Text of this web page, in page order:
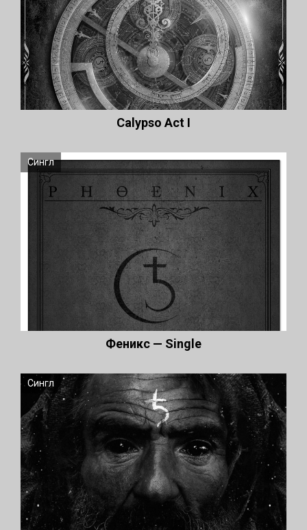
Сalypso Act I
Сингл
Феникс — Single
Сингл